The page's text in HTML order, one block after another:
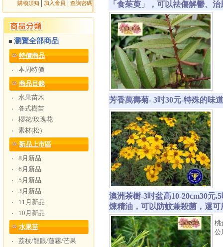
購物須知 加入會員 查詢密碼
■ 瀏覽全部商品
特價商品
‧
本周特價
商品目錄
‧
水果苗木
‧
各式樹苗
‧
櫻花/玫瑰花
‧
素材(松)
新品上市區
‧
8月新品
‧
6月新品
‧
5月新品
‧
3月新品
‧
11月新品
‧
10月新品
水果苗
‧
荔枝/龍眼/蓮霧/芒果
「食茱萸」，可以祛傷解鬱、
芳香萬壽菊- 3吋30元-特殊的味
澳洲茶樹-3吋盆高10-20cm30元
煉精油，可以防蚊兼殺菌，還
桃
公